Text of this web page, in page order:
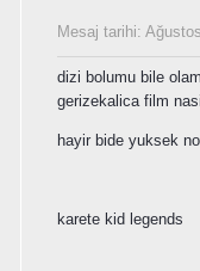
Mesaj tarihi:
dizi bolumu bile
gerizekalica film
hayir bide yuksek
karete kid legends